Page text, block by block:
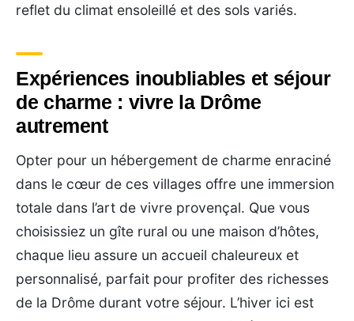
reflet du climat ensoleillé et des sols variés.
Expériences inoubliables et séjour
de charme : vivre la Drôme
autrement
Opter pour un hébergement de charme enraciné
dans le cœur de ces villages offre une immersion
totale dans l’art de vivre provençal. Que vous
choisissiez un gîte rural ou une maison d’hôtes,
chaque lieu assure un accueil chaleureux et
personnalisé, parfait pour profiter des richesses
de la Drôme durant votre séjour. L’hiver ici est